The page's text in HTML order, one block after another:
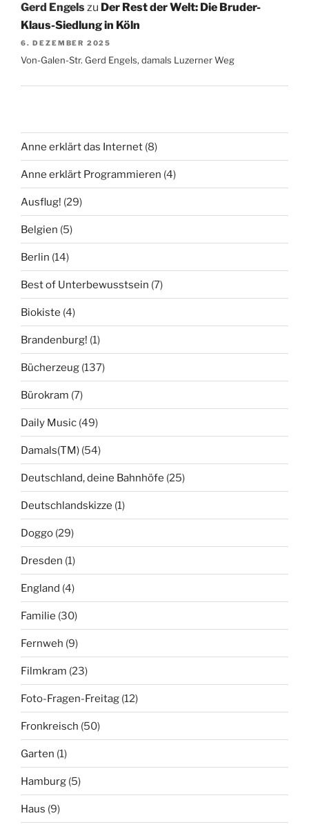
Gerd Engelszu Der Rest der Welt: Die Bruder-
Klaus-Siedlung in Köln
6. DEZEMBER 2025
Von-Galen-Str. Gerd Engels, damals Luzerner Weg
Anne erklärt das Internet (8)
Anne erklärt Programmieren (4)
Ausflug! (29)
Belgien (5)
Berlin (14)
Best of Unterbewusstsein (7)
Biokiste (4)
Brandenburg! (1)
Bücherzeug (137)
Bürokram (7)
Daily Music (49)
Damals(TM) (54)
Deutschland, deine Bahnhöfe (25)
Deutschlandskizze (1)
Doggo (29)
Dresden (1)
England (4)
Familie (30)
Fernweh (9)
Filmkram (23)
Foto-Fragen-Freitag (12)
Fronkreisch (50)
Garten (1)
Hamburg (5)
Haus (9)